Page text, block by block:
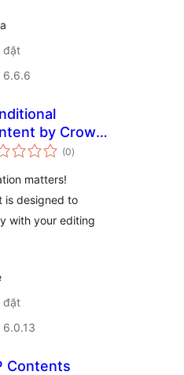
đặt
6.6.6
by Crowd
(0tổng
đánh
)
matters!
is designed to
with your editing
đặt
Contents